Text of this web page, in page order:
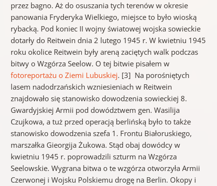
przez bagno. Aż do osuszania tych terenów w okresie
panowania Fryderyka Wielkiego, miejsce to było wioską
rybacką. Pod koniec II wojny światowej wojska sowieckie
dotarły do ​​Reitwein dnia 2 lutego 1945 r. W kwietniu 1945
roku okolice Reitwein były areną zaciętych walk podczas
bitwy o Wzgórza Seelow. O tej bitwie pisałem w
fotoreportażu o Ziemi Lubuskiej. [3] Na porośniętych
lasem nadodrzańskich wzniesieniach w Reitwein
znajdowało się stanowisko dowodzenia sowieckiej 8.
Gwardyjskiej Armii pod dowództwem gen. Wasilija
Czujkowa, a tuż przed operacją berlińską było to także
stanowisko dowodzenia szefa 1. Frontu Białoruskiego,
marszałka Gieorgija Żukowa. Stąd obaj dowódcy w
kwietniu 1945 r. poprowadzili szturm na Wzgórza
Seelowskie. Wygrana bitwa o te wzgórza otworzyła Armii
Czerwonej i Wojsku Polskiemu drogę na Berlin. Okopy i